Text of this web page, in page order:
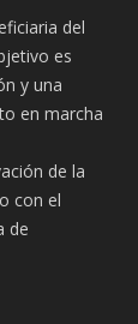
del
es
y una
en marcha
de la
con el
de